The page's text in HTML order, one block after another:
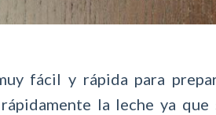
fácil y rápida para
la leche ya